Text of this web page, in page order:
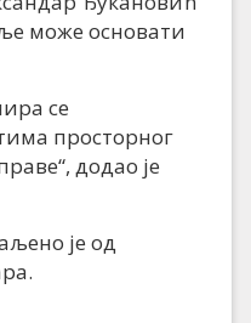
може основати
се
просторног
додао је
је од